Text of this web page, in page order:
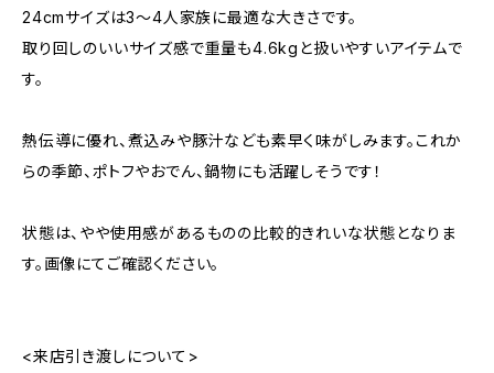
24cmサイズは3〜4人家族に最適な大きさです。
取り回しのいいサイズ感で重量も4.6kgと扱いやすいアイテムで
す。
熱伝導に優れ、煮込みや豚汁なども素早く味がしみます。これか
らの季節、ポトフやおでん、鍋物にも活躍しそうです！
状態は、やや使用感があるものの比較的きれいな状態となりま
す。画像にてご確認ください。
<来店引き渡しについて>